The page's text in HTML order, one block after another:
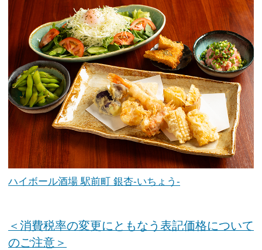
ハイボール酒場 駅前町 銀杏-いちょう‐
＜消費税率の変更にともなう表記価格について
のご注意＞